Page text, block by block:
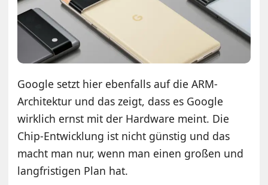
Google setzt hier ebenfalls auf die ARM-
Architektur und das zeigt, dass es Google
wirklich ernst mit der Hardware meint. Die
Chip-Entwicklung ist nicht günstig und das
macht man nur, wenn man einen großen und
langfristigen Plan hat.